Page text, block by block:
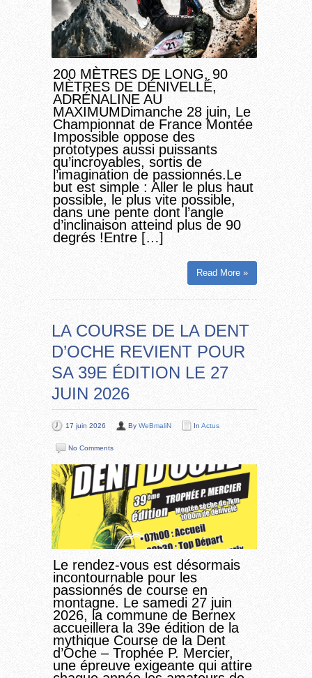
200 MÈTRES DE LONG, 90
MÈTRES DE DÉNIVELLÉ,
ADRÉNALINE AU
MAXIMUMDimanche 28 juin, Le
Championnat de France Montée
Impossible oppose des
prototypes aussi puissants
qu’incroyables, sortis de
l’imagination de passionnés.Le
but est simple : Aller le plus haut
possible, le plus vite possible,
dans une pente dont l’angle
d’inclinaison atteind plus de 90
degrés !Entre […]
Read More »
LA COURSE DE LA DENT
D’OCHE REVIENT POUR
SA 39E ÉDITION LE 27
JUIN 2026
17 juin 2026 By WeBmaliN In Actus
No Comments
Le rendez-vous est désormais
incontournable pour les
passionnés de course en
montagne. Le samedi 27 juin
2026, la commune de Bernex
accueillera la 39e édition de la
mythique Course de la Dent
d’Oche – Trophée P. Mercier,
une épreuve exigeante qui attire